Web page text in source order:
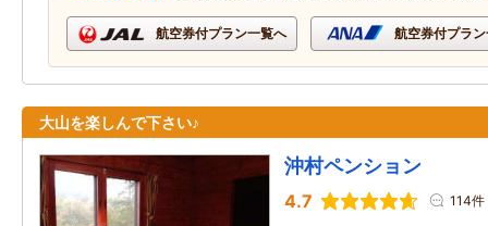
航空券付プラン一覧へ 航空券付プラ
大山を楽しんで下さい♪
沖村ペンション
4.7 114件